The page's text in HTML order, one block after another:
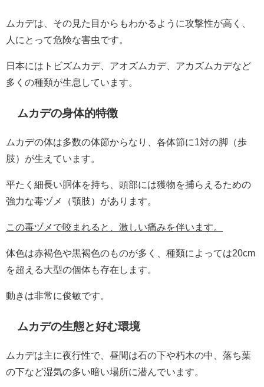
ムカデは、その見た目からもわかるように攻撃性が高く、
人にとって危険な害虫です。
日本にはトビズムカデ、アオズムカデ、アカズムカデなど
多くの種類が生息しています。
ムカデの身体的特徴
ムカデの体は多数の体節からなり、各体節に1対の脚（歩
肢）が生えています。
平たく細長い胴体を持ち、頭部には獲物を捕らえるための
強力な毒ヅメ（顎肢）があります。
この毒ヅメで咬まれると、激しい痛みを伴います。
体色は赤褐色や黒褐色のものが多く、種類によっては20cm
を超える大型の個体も存在します。
動きは非常に俊敏です。
ムカデの生態と好む環境
ムカデは主に夜行性で、昼間は石の下や朽木の中、落ち葉
の下など湿気の多い暗い場所に潜んでいます。